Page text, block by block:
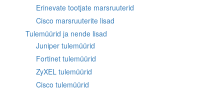
Erinevate tootjate marsruuterid
Cisco marsruuterite lisad
Tulemüürid ja nende lisad
Juniper tulemüürid
Fortinet tulemüürid
ZyXEL tulemüürid
Cisco tulemüürid